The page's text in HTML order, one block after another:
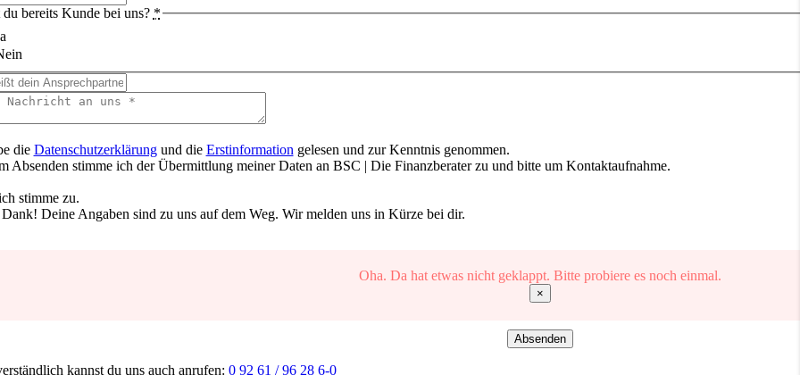
bereits Kunde bei uns? *
die Datenschutzerklärungund die Erstinformation gelesen und zur Kenntnis genommen.
Absenden stimme ich der Übermittlung meiner Daten an BSC | Die Finanzberater zu und bitte um Kontaktaufnahme.
stimme zu.
Deine Angaben sind zu uns auf dem Weg. Wir melden uns in Kürze bei dir.
Oha. Da hat etwas nicht geklappt. Bitte probiere es noch einmal.
×
Absenden
kannst du uns auch anrufen: 0 92 61 / 96 28 6-0